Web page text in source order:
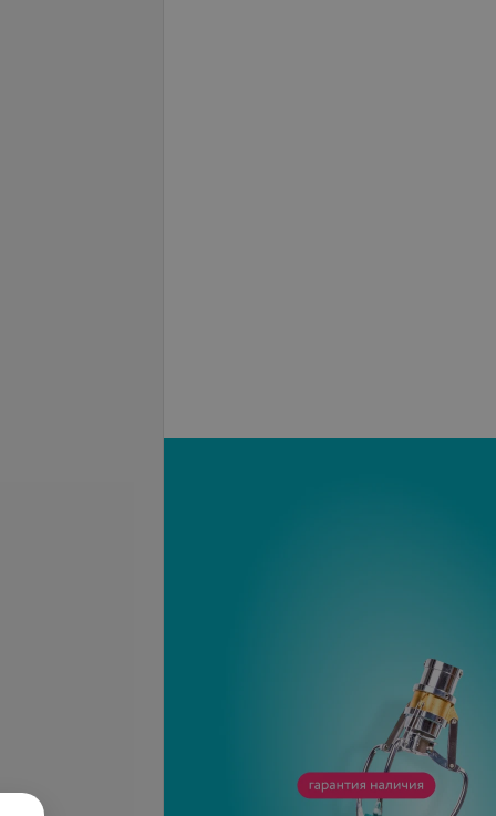
длинные)
Мелирование мелкими
прядями (короткие)
- 40